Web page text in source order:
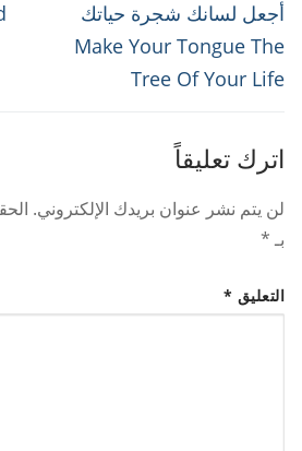
المقالات
Previous
post:
أجعل لسانك شجرة حياتك
Make Your Tongue The
Tree Of Your Life
اترك تعليقاً
لن يتم نشر عنوان بريدك الإلكتروني.
بـ*
التعليق *